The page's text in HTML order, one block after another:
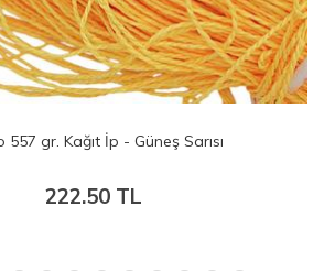
557 gr. Kağıt İp - Güneş Sarısı
222.50 TL